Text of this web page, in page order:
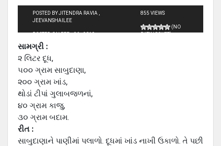
POSTED BY JITENDRA RAVIA ,
JEEVANSHAILEE
POSTED ON FEB - 26 - 2012
855 VIEWS
(NO
RATINGS YET)
સામગ્રી :
૨ લિટર દૂધ,
૫૦૦ ગ્રામ સાબુદાણા,
૨૦૦ ગ્રામ ખાંડ,
થોડાં ટીપાં ગુલાબજળનાં,
૪૦ ગ્રામ કાજુ,
૩૦ ગ્રામ બદામ.
રીત :
સાબુદાણાને પાણીમાં પલાળો. દૂધમાં ખાંડ નાખી ઉકાળો. તે પછી